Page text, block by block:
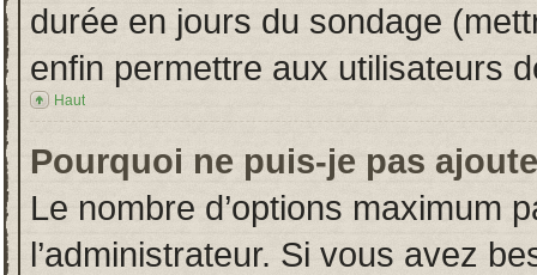
durée en jours du sondage
enfin permettre aux utilisateurs
Haut
Pourquoi ne puis-je pas
Le nombre d’options maximum
l’administrateur. Si vous avez